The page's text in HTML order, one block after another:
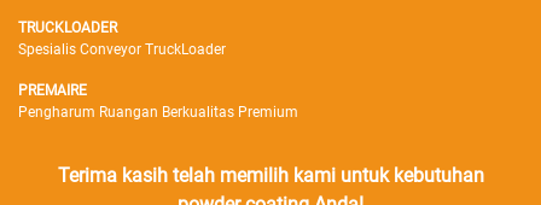
TRUCKLOADER
Spesialis Conveyor TruckLoader
PREMAIRE
Pengharum Ruangan Berkualitas Premium
Terima kasih telah memilih kami untuk kebutuhan